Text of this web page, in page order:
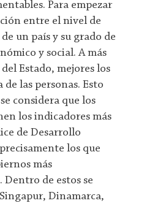
Para empezar
entre el nivel de
un país y su grado de
y social. A más
Estado, mejores los
de las personas. Esto
considera que los
los indicadores más
de Desarrollo
los que
más
de estos se
Dinamarca,